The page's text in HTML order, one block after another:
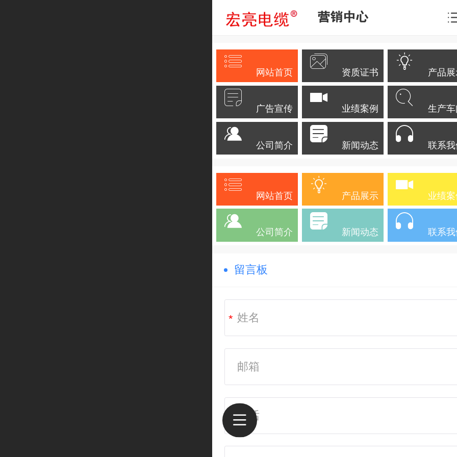
营销中心
网站首页 资质证书 产品
广告宣传 业绩案例 生产
公司简介 新闻动态 联系
网站首页 产品展示 业绩
公司简介 新闻动态 联系
留言板
*